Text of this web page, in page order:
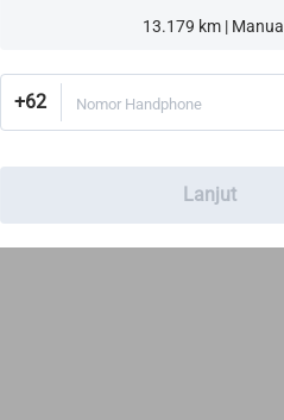
13.179 km | Manual
+62 Nomor Handphone
Lanjut